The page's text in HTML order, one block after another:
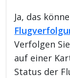
Ja, das
Verfolgen
auf einer
Status der